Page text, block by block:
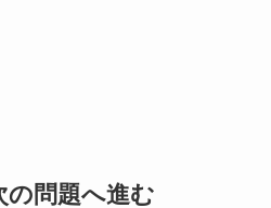
の問題へ進む